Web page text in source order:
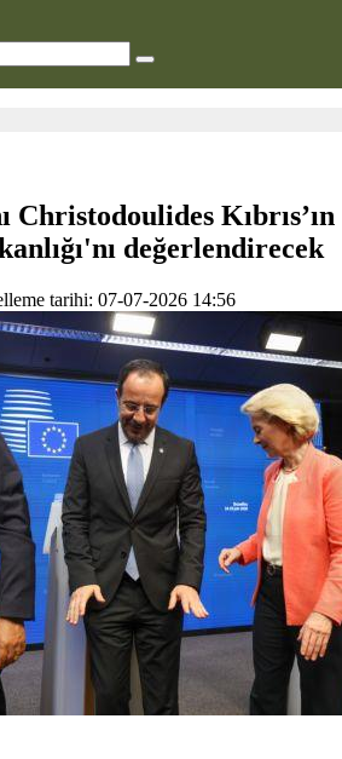
Christodoulides Kıbrıs’ın
değerlendirecek
tarihi: 07-07-2026 14:56